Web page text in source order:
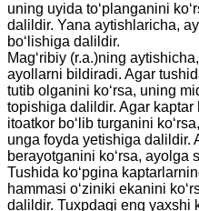
uning uyida to‘planganini
dalildir. Yana aytishlaricha,
bo‘lishiga dalildir.
Mag‘ribiy (r.a.)ning
ayollarni bildiradi. Agar
tutib olganini ko‘rsa, uning
topishiga dalildir. Agar
itoatkor bo‘lib turganini
unga foyda yetishiga dalildir.
berayotganini ko‘rsa, ayolga
Tushida ko‘pgina
hammasi o‘ziniki ekanini
dalildir. Tuxpdagi eng yaxshi